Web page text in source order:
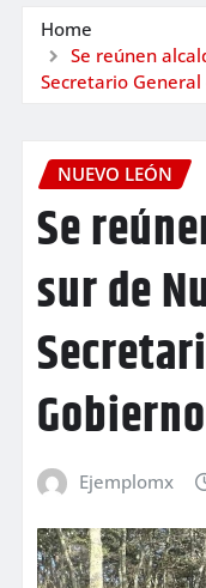
Home
Se reúnen
Secretario
NUEVO LEÓN
Se
sur de
Gobierno
Ejemplomx